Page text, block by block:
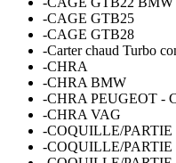
-CAGE GTB25
-CAGE GTB28
-Carter chaud Turbo
-CHRA
-CHRA BMW
-CHRA PEUGEOT -
-CHRA VAG
-COQUILLE/PARTIE
-COQUILLE/PARTIE